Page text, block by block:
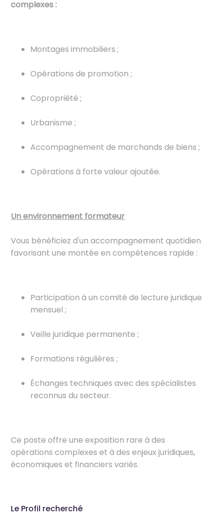
complexes :
Montages immobiliers ;
Opérations de promotion ;
Copropriété ;
Urbanisme ;
Accompagnement de marchands de biens ;
Opérations à forte valeur ajoutée.
Un environnement formateur
Vous bénéficiez d'un accompagnement quotidien
favorisant une montée en compétences rapide :
Participation à un comité de lecture juridique
mensuel ;
Veille juridique permanente ;
Formations régulières ;
Échanges techniques avec des spécialistes
reconnus du secteur.
Ce poste offre une exposition rare à des
opérations complexes et à des enjeux juridiques,
économiques et financiers variés.
Le Profil recherché